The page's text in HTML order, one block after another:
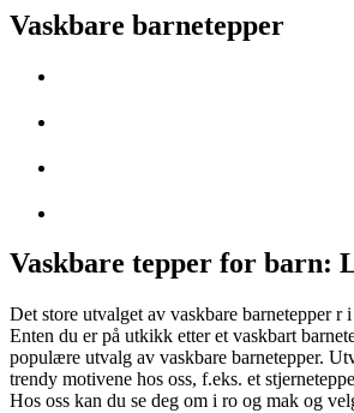
Vaskbare barnetepper
Vaskbare tepper for barn:
Det store utvalget av vaskbare barnetepper
Enten du er på utkikk etter et vaskbart
populære utvalg av vaskbare barnetepper.
trendy motivene hos oss, f.eks. et
Hos oss kan du se deg om i ro og mak og